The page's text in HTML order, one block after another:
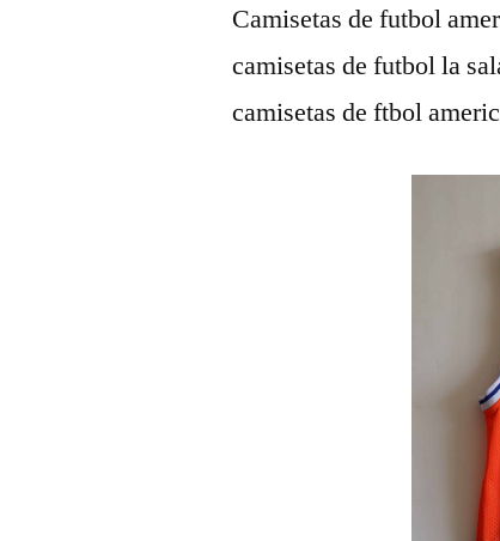
Camisetas de futbol
camisetas de futbol la
camisetas de ftbol